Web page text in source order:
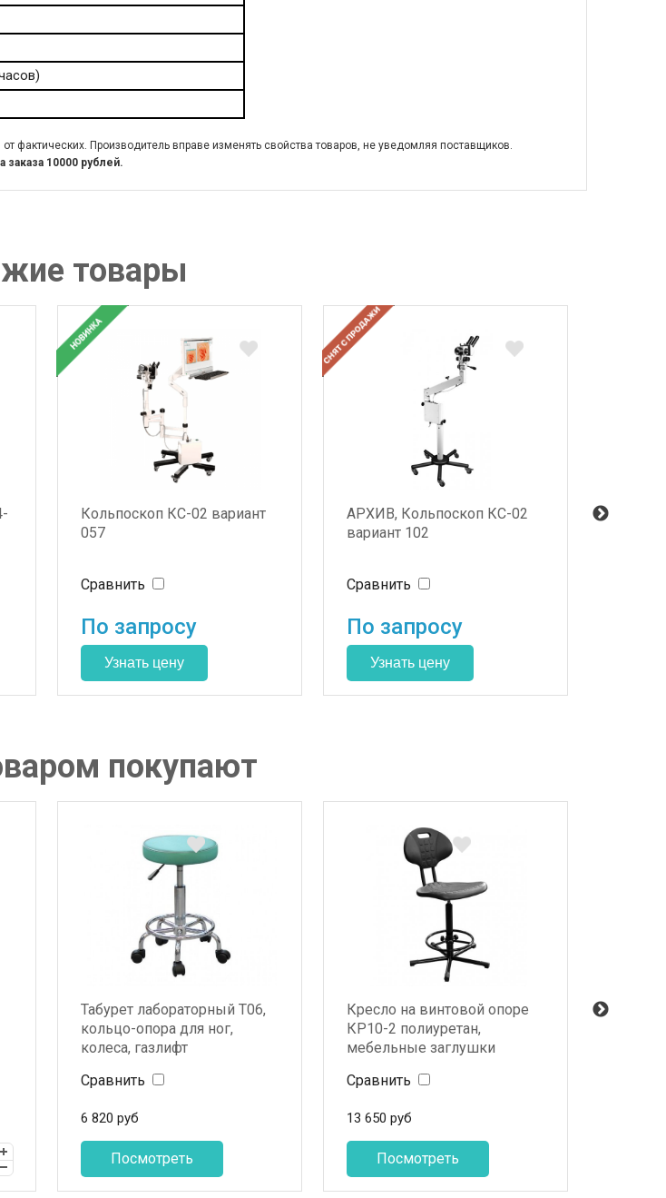
фактических. Производитель вправе изменять свойства товаров, не уведомляя поставщиков.
10000 рублей.
товары
Кольпоскоп КС-02 вариант
057
Сравнить
По запросу
АРХИВ, Кольпоскоп КС-02
вариант 102
Сравнить
По запросу
покупают
Табурет лабораторный Т06,
кольцо-опора для ног,
колеса, газлифт
Сравнить
6 820 руб
Посмотреть
Кресло на винтовой опоре
КР10-2 полиуретан,
мебельные заглушки
Сравнить
13 650 руб
Посмотреть